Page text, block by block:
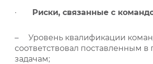
· Риски, связанные с
– Уровень квалификации
соответствовал поставленным в
задачам;